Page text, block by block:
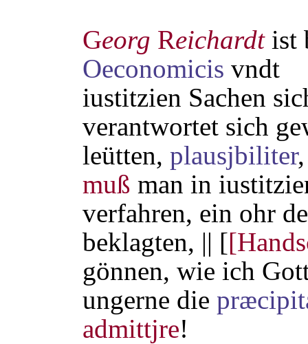
Georg Reichardtist
Oeconomicis vndt
iustitzien Sachen
verantwortet sich
leütten, plausjbiliter
muß man in
verfahren, ein ohr
beklagten, || [
gönnen, wie ich
ungerne die
admittjre!